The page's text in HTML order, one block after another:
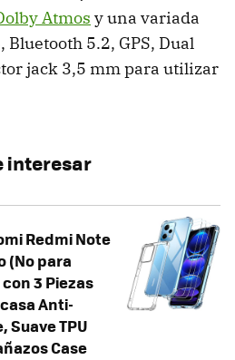
Atmos y una variada
5.2, GPS, Dual
jack 3,5 mm para utilizar
interesar
Redmi Note
(No para
con 3 Piezas
Anti-
Suave TPU
Case